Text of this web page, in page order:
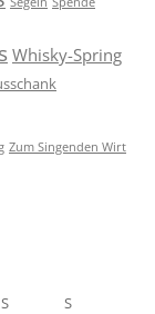
Whisky-Spring
Zum Singenden Wirt
S
S